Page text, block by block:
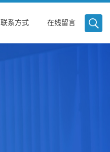
联系方式 在线留言